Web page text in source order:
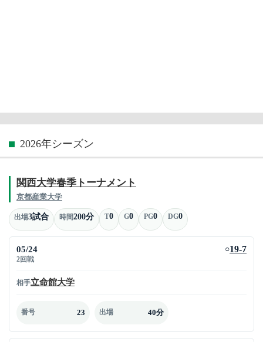
2026年シーズン
関西大学春季トーナメント
京都産業大学
出場3試合 時間200分 T0 G0 PG0 DG0
05/24
2回戦
○19-7
相手立命館大学
番号 23 出場 40分